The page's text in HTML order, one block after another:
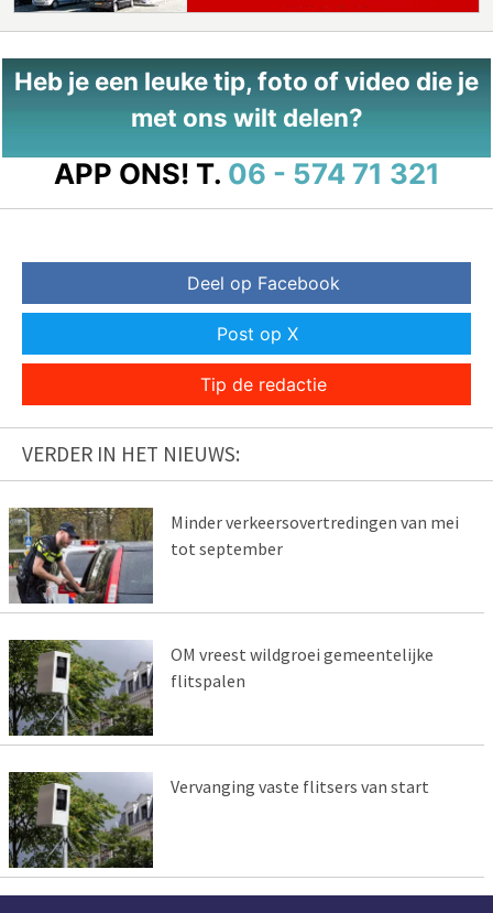
Heb je een leuke tip, foto of video die je
met ons wilt delen?
APP ONS! T. 06 - 574 71 321
Deel op Facebook
Post op X
Tip de redactie
VERDER IN HET NIEUWS:
Minder verkeersovertredingen van mei
tot september
OM vreest wildgroei gemeentelijke
flitspalen
Vervanging vaste flitsers van start